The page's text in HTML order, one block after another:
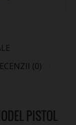
(0)
PISTOL